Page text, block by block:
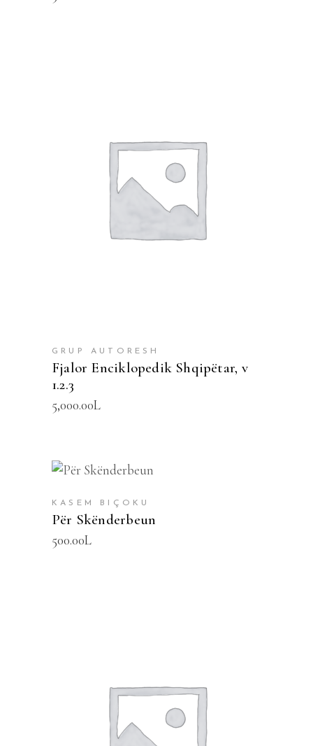
SHTOJE NË SHPORTË
GRUP AUTORESH
Fjalor Enciklopedik Shqipëtar, v
1.2.3
5,000.00L
KASEM BIÇOKU
Për Skënderbeun
500.00L
SHTOJE NË SHPORTË